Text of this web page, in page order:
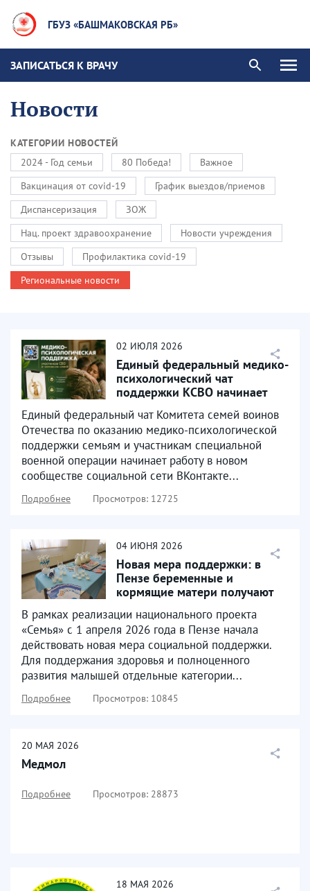
ГБУЗ «БАШМАКОВСКАЯ РБ»
ЗАПИСАТЬСЯ К ВРАЧУ
Новости
КАТЕГОРИИ НОВОСТЕЙ
2024 - Год семьи
80 Победа!
Важное
Вакцинация от covid-19
График выездов/приемов
Диспансеризация
ЗОЖ
Нац. проект здравоохранение
Новости учреждения
Отзывы
Профилактика covid-19
Региональные новости
02 ИЮЛЯ 2026
Единый федеральный медико-
психологический чат
поддержки КСВО начинает
Единый федеральный чат Комитета семей воинов
Отечества по оказанию медико-психологической
поддержки семьям и участникам специальной
военной операции начинает работу в новом
сообществе социальной сети ВКонтакте...
Подробнее Просмотров: 12725
04 ИЮНЯ 2026
Новая мера поддержки: в
Пензе беременные и
кормящие матери получают
В рамках реализации национального проекта
«Семья» с 1 апреля 2026 года в Пензе начала
действовать новая мера социальной поддержки.
Для поддержания здоровья и полноценного
развития малышей отдельные категории...
Подробнее Просмотров: 10845
20 МАЯ 2026
Медмол
Подробнее Просмотров: 28873
18 МАЯ 2026